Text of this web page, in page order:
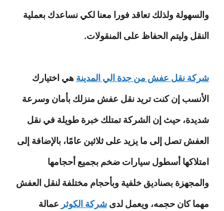
والسهولة ولذلك تعاقد فورا معنا لكي نساعدك بعملية
النقل وليتم الحفاظ على المنقولات.
شركة نقل عفش من جدة الي المدينة هي اختيارك
الأنسب إن كنت تريد نقل عفش منزلك بأمان وسرعة
شديدة، حيث إن الشركة تمتلك خبرة طويلة في نقل
العفش تصل إلى ما يزيد على ثلاثين عامًا، بالإضافة إلى
امتلاكها أسطول سيارات ضخم بجميع أحجامها
والمجهزة بصناديق خلفية وبأحجام مختلفة لنقل العفش
مهما كان حجمه، ويعمل لدى شركة الكوثر عمالة